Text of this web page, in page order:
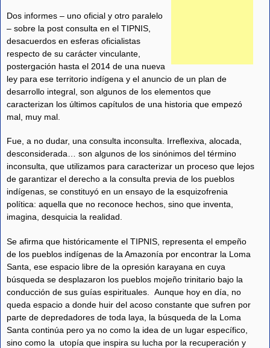
Dos informes – uno oficial y otro paralelo
– sobre la post consulta en el TIPNIS,
desacuerdos en esferas oficialistas
respecto de su carácter vinculante,
postergación hasta el 2014 de una nueva
ley para ese territorio indígena y el anuncio de un plan de
desarrollo integral, son algunos de los elementos que
caracterizan los últimos capítulos de una historia que empezó
mal, muy mal.
Fue, a no dudar, una consulta inconsulta. Irreflexiva, alocada,
desconsiderada… son algunos de los sinónimos del término
inconsulta, que utilizamos para caracterizar un proceso que lejos
de garantizar el derecho a la consulta previa de los pueblos
indígenas, se constituyó en un ensayo de la esquizofrenia
política: aquella que no reconoce hechos, sino que inventa,
imagina, desquicia la realidad.
Se afirma que históricamente el TIPNIS, representa el empeño
de los pueblos indígenas de la Amazonía por encontrar la Loma
Santa, ese espacio libre de la opresión karayana en cuya
búsqueda se desplazaron los pueblos mojeño trinitario bajo la
conducción de sus guías espirituales. Aunque hoy en día, no
queda espacio a donde huir del acoso constante que sufren por
parte de depredadores de toda laya, la búsqueda de la Loma
Santa continúa pero ya no como la idea de un lugar específico,
sino como la utopía que inspira su lucha por la recuperación y